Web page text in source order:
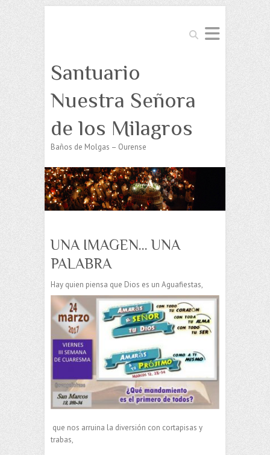
Buscar
Santuario
Nuestra Señora
de los Milagros
Baños de Molgas – Ourense
UNA IMAGEN… UNA
PALABRA
Hay quien piensa que Dios es un Aguafiestas,
que nos arruina la diversión con cortapisas y
trabas,